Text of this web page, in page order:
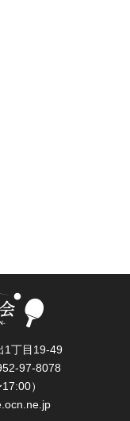
1丁目19-49
97-8078
）